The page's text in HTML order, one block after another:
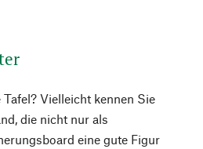
Vielleicht kennen Sie
die nicht nur als
eine gute Figur